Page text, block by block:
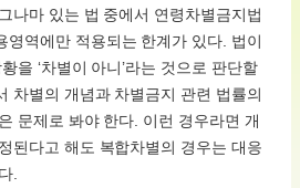
나마 있는 법 중에서 연령차별금지법
영역에만 적용되는 한계가 있다. 법이
을 ‘차별이 아니’라는 것으로 판단할
차별의 개념과 차별금지 관련 법률의
문제로 봐야 한다. 이런 경우라면 개
된다고 해도 복합차별의 경우는 대응
.